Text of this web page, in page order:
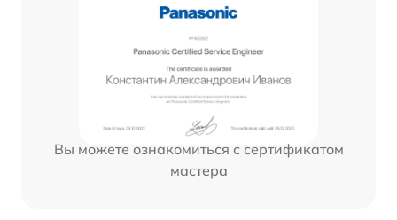
Вы можете ознакомиться с сертификатом
мастера